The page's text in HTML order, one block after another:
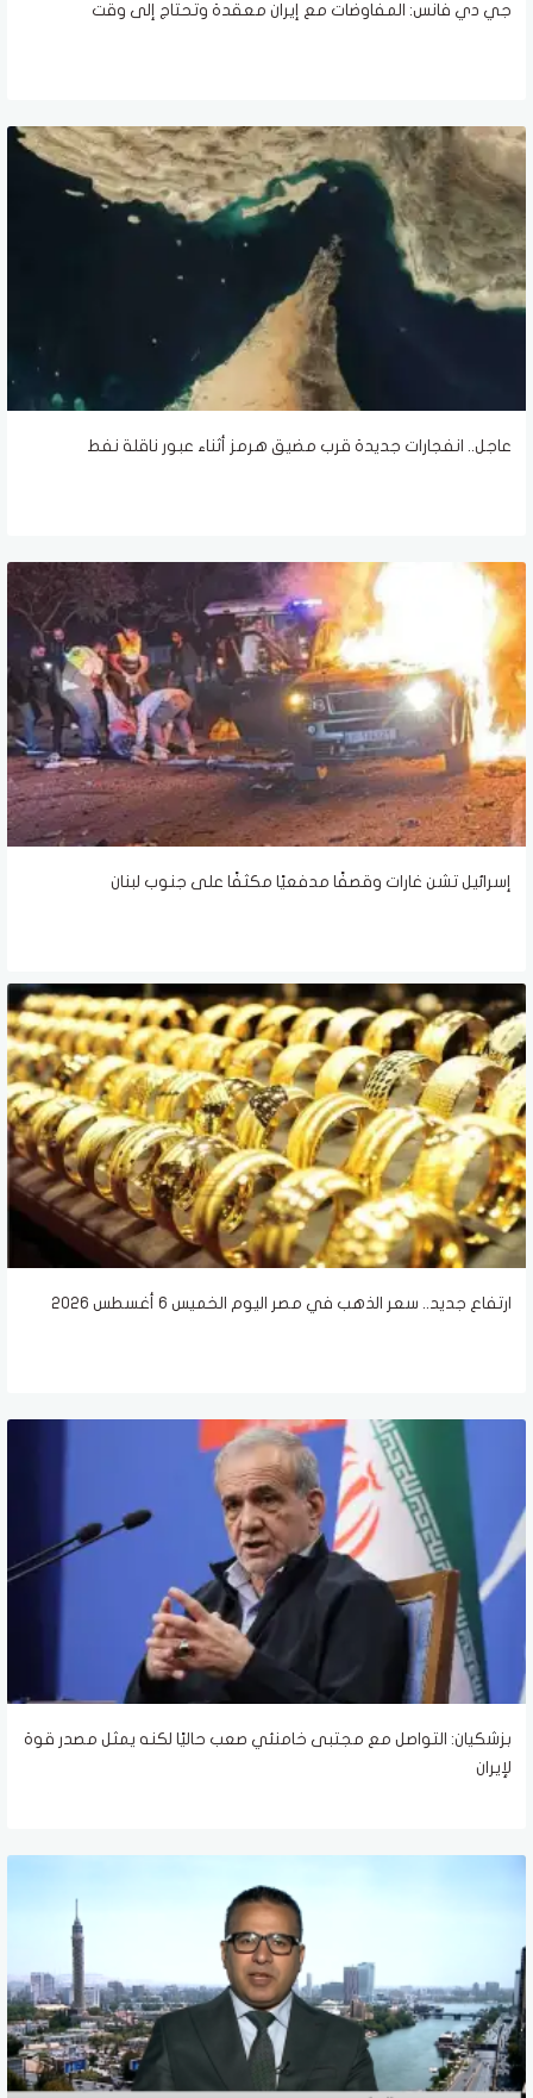
جي دي فانس: المفاوضات مع إيران معقدة وتحتاج إلى وقت
عاجل.. انفجارات جديدة قرب مضيق هرمز أثناء عبور ناقلة نفط
إسرائيل تشن غارات وقصفًا مدفعيًا مكثفًا على جنوب لبنان
ارتفاع جديد.. سعر الذهب في مصر اليوم الخميس 6 أغسطس 2026
بزشكيان: التواصل مع مجتبى خامنئي صعب حاليًا لكنه يمثل مصدر قوة
لإيران